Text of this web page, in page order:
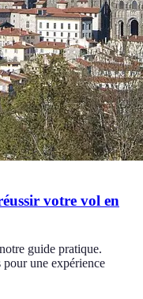
votre vol en
guide pratique.
pour une expérience